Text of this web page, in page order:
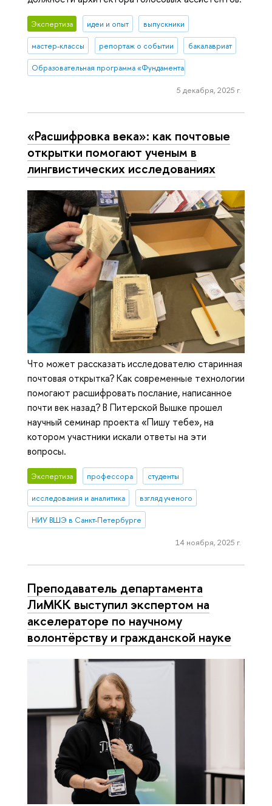
Экспертиза идеи и опыт выпускники
мастер-классы репортаж о событии бакалавриат
Образовательная программа «Фундаментальная и прикладная
5 декабря, 2025 г.
«Расшифровка века»: как почтовые
открытки помогают ученым в
лингвистических исследованиях
Что может рассказать исследователю старинная
почтовая открытка? Как современные технологии
помогают расшифровать послание, написанное
почти век назад? В Питерской Вышке прошел
научный семинар проекта «Пишу тебе», на
котором участники искали ответы на эти
вопросы.
Экспертиза профессора студенты
исследования и аналитика взгляд ученого
НИУ ВШЭ в Санкт-Петербурге
14 ноября, 2025 г.
Преподаватель департамента
ЛиМКК выступил экспертом на
акселераторе по научному
волонтёрству и гражданской науке